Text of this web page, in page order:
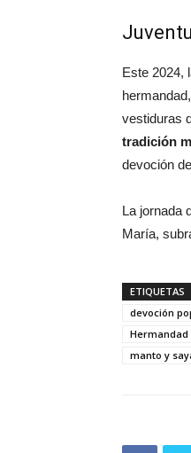
Este 2024,
vestiduras
tradición
devoción
La jornada
María,
ETIQUETAS
devoción
Hermandad
manto y